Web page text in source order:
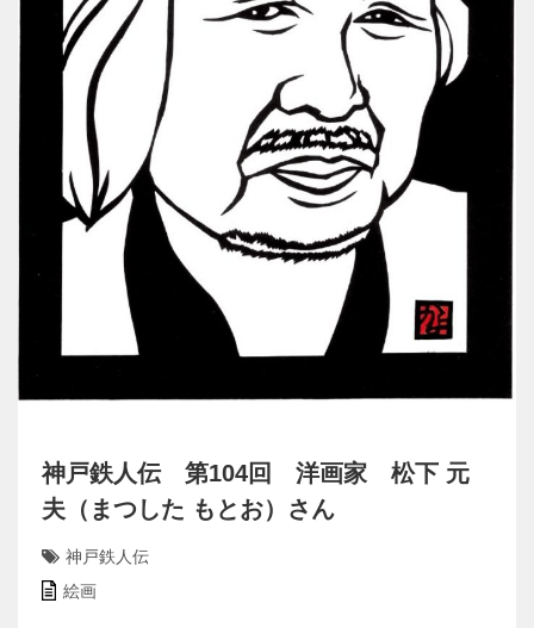
神戸鉄人伝 第104回 洋画家 松下 元
夫（まつした もとお）さん
神戸鉄人伝
絵画